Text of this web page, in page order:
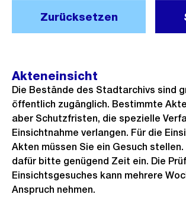
Zurücksetzen
Akteneinsicht
Die Bestände des Stadtarchivs sind
öffentlich zugänglich. Bestimmte
aber Schutzfristen, die spezielle
Einsichtnahme verlangen. Für die
Akten müssen Sie ein Gesuch stellen.
dafür bitte genügend Zeit ein. Die
Einsichtsgesuches kann mehrere
Anspruch nehmen.